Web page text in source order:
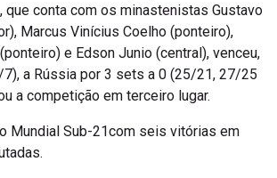
que conta com os minastenistas Gustavo
Marcus Vinícius Coelho (ponteiro),
e Edson Junio (central), venceu,
a Rússia por 3 sets a 0 (25/21, 27/25
a competição em terceiro lugar.
Mundial Sub-21com seis vitórias em